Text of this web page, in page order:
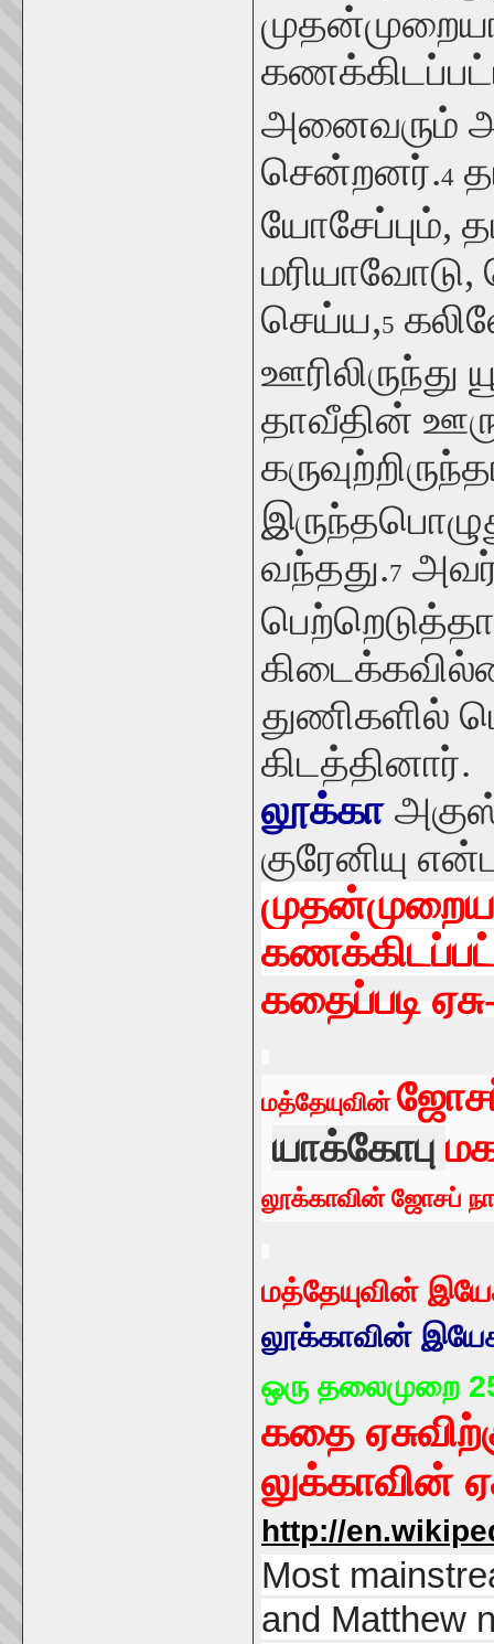
அனைவரும்
சென்றனர்.4
யோசேப்பும்,
மரியாவோடு,
செய்ய,5
தாவீதின்
வந்தது.7
துணிகளில்
கிடத்தினார்.
லூக்கா
குரேனியு
கதைப்படி
மத்தேயுவின்
யாக்கோபு
லூக்காவின் ஜோசப்
மத்தேயுவின்
லூக்காவின்
ஒரு தலைமுறை
கதை
லுக்காவின்
http://
Most
and Matthew